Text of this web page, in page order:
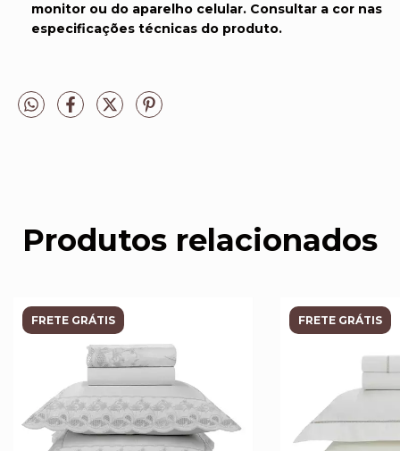
monitor ou do aparelho celular. Consultar a cor nas
especificações técnicas do produto.
Produtos relacionados
FRETE GRÁTIS FRETE GRÁTIS